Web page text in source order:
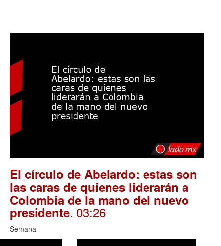
El círculo de Abelardo: estas son
las caras de quienes liderarán a
Colombia de la mano del nuevo
presidente. 03:26
Semana